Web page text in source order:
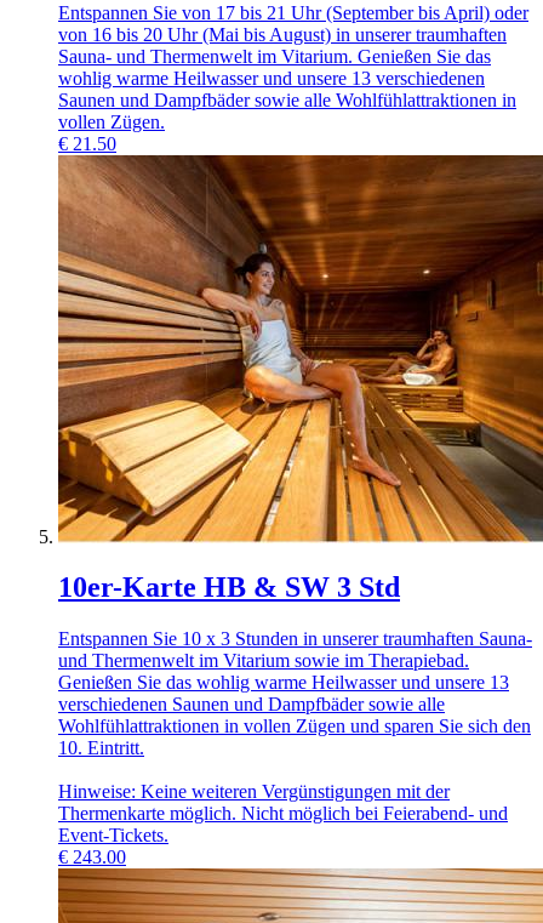
Entspannen Sie von 17 bis 21 Uhr (September bis April) oder
von 16 bis 20 Uhr (Mai bis August) in unserer traumhaften
Sauna- und Thermenwelt im Vitarium. Genießen Sie das
wohlig warme Heilwasser und unsere 13 verschiedenen
Saunen und Dampfbäder sowie alle Wohlfühlattraktionen in
vollen Zügen.
€ 21.50
10er-Karte HB & SW 3 Std
Entspannen Sie 10 x 3 Stunden in unserer traumhaften Sauna-
und Thermenwelt im Vitarium sowie im Therapiebad.
Genießen Sie das wohlig warme Heilwasser und unsere 13
verschiedenen Saunen und Dampfbäder sowie alle
Wohlfühlattraktionen in vollen Zügen und sparen Sie sich den
10. Eintritt.
Hinweise: Keine weiteren Vergünstigungen mit der
Thermenkarte möglich. Nicht möglich bei Feierabend- und
Event-Tickets.
€ 243.00